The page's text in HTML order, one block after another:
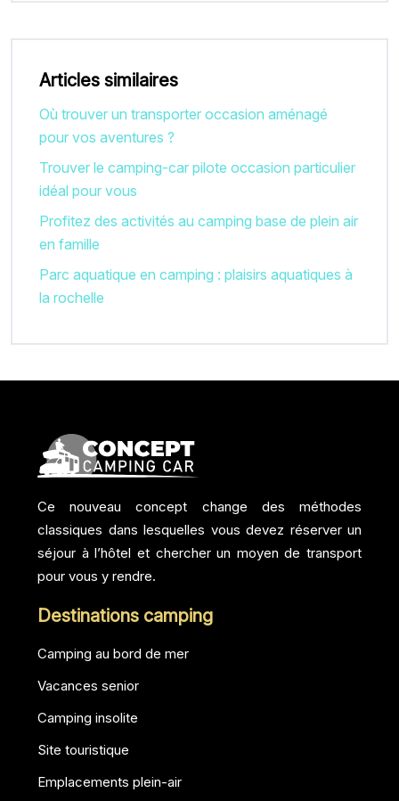
Articles similaires
Où trouver un transporter occasion aménagé
pour vos aventures ?
Trouver le camping-car pilote occasion particulier
idéal pour vous
Profitez des activités au camping base de plein air
en famille
Parc aquatique en camping : plaisirs aquatiques à
la rochelle
Ce nouveau concept change des méthodes
classiques dans lesquelles vous devez réserver un
séjour à l’hôtel et chercher un moyen de transport
pour vous y rendre.
Destinations camping
Camping au bord de mer
Vacances senior
Camping insolite
Site touristique
Emplacements plein-air